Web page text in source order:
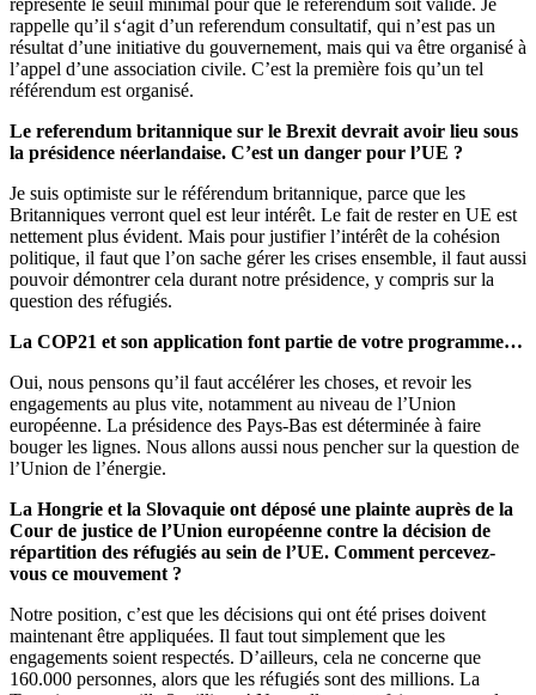
représente le seuil minimal pour que le referendum soit validé. Je
rappelle qu’il s‘agit d’un referendum consultatif, qui n’est pas un
résultat d’une initiative du gouvernement, mais qui va être organisé à
l’appel d’une association civile. C’est la première fois qu’un tel
référendum est organisé.
Le referendum britannique sur le Brexit devrait avoir lieu sous
la présidence néerlandaise. C’est un danger pour l’UE ?
Je suis optimiste sur le référendum britannique, parce que les
Britanniques verront quel est leur intérêt. Le fait de rester en UE est
nettement plus évident. Mais pour justifier l’intérêt de la cohésion
politique, il faut que l’on sache gérer les crises ensemble, il faut aussi
pouvoir démontrer cela durant notre présidence, y compris sur la
question des réfugiés.
La COP21 et son application font partie de votre programme…
Oui, nous pensons qu’il faut accélérer les choses, et revoir les
engagements au plus vite, notamment au niveau de l’Union
européenne. La présidence des Pays-Bas est déterminée à faire
bouger les lignes. Nous allons aussi nous pencher sur la question de
l’Union de l’énergie.
La Hongrie et la Slovaquie ont déposé une plainte auprès de la
Cour de justice de l’Union européenne contre la décision de
répartition des réfugiés au sein de l’UE. Comment percevez-
vous ce mouvement ?
Notre position, c’est que les décisions qui ont été prises doivent
maintenant être appliquées. Il faut tout simplement que les
engagements soient respectés. D’ailleurs, cela ne concerne que
160.000 personnes, alors que les réfugiés sont des millions. La